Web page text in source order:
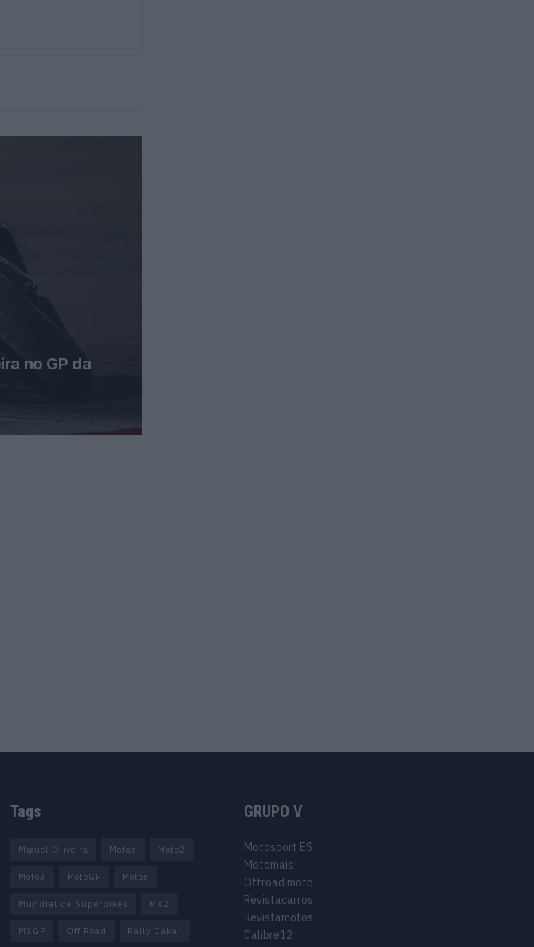
no GP da
Tags
Miguel Oliveira Motas Moto2
Moto3 MotoGP Motos
Mundial de Superbikes MX2
MXGP Off Road Rally Dakar
GRUPO V
Motosport ES
Motomais
Offroad moto
Revistacarros
Revistamotos
Calibre12